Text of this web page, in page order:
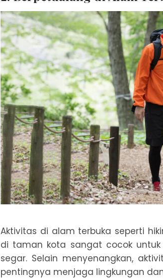
Aktivitas di alam terbuka seperti
di taman kota sangat cocok
segar. Selain menyenangkan,
pentingnya menjaga lingkungan